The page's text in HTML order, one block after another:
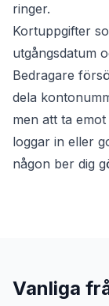
ringer.
Kortuppgifter
utgångsdatum
Bedragare
dela
men att ta
loggar in eller
någon ber dig
Vanliga